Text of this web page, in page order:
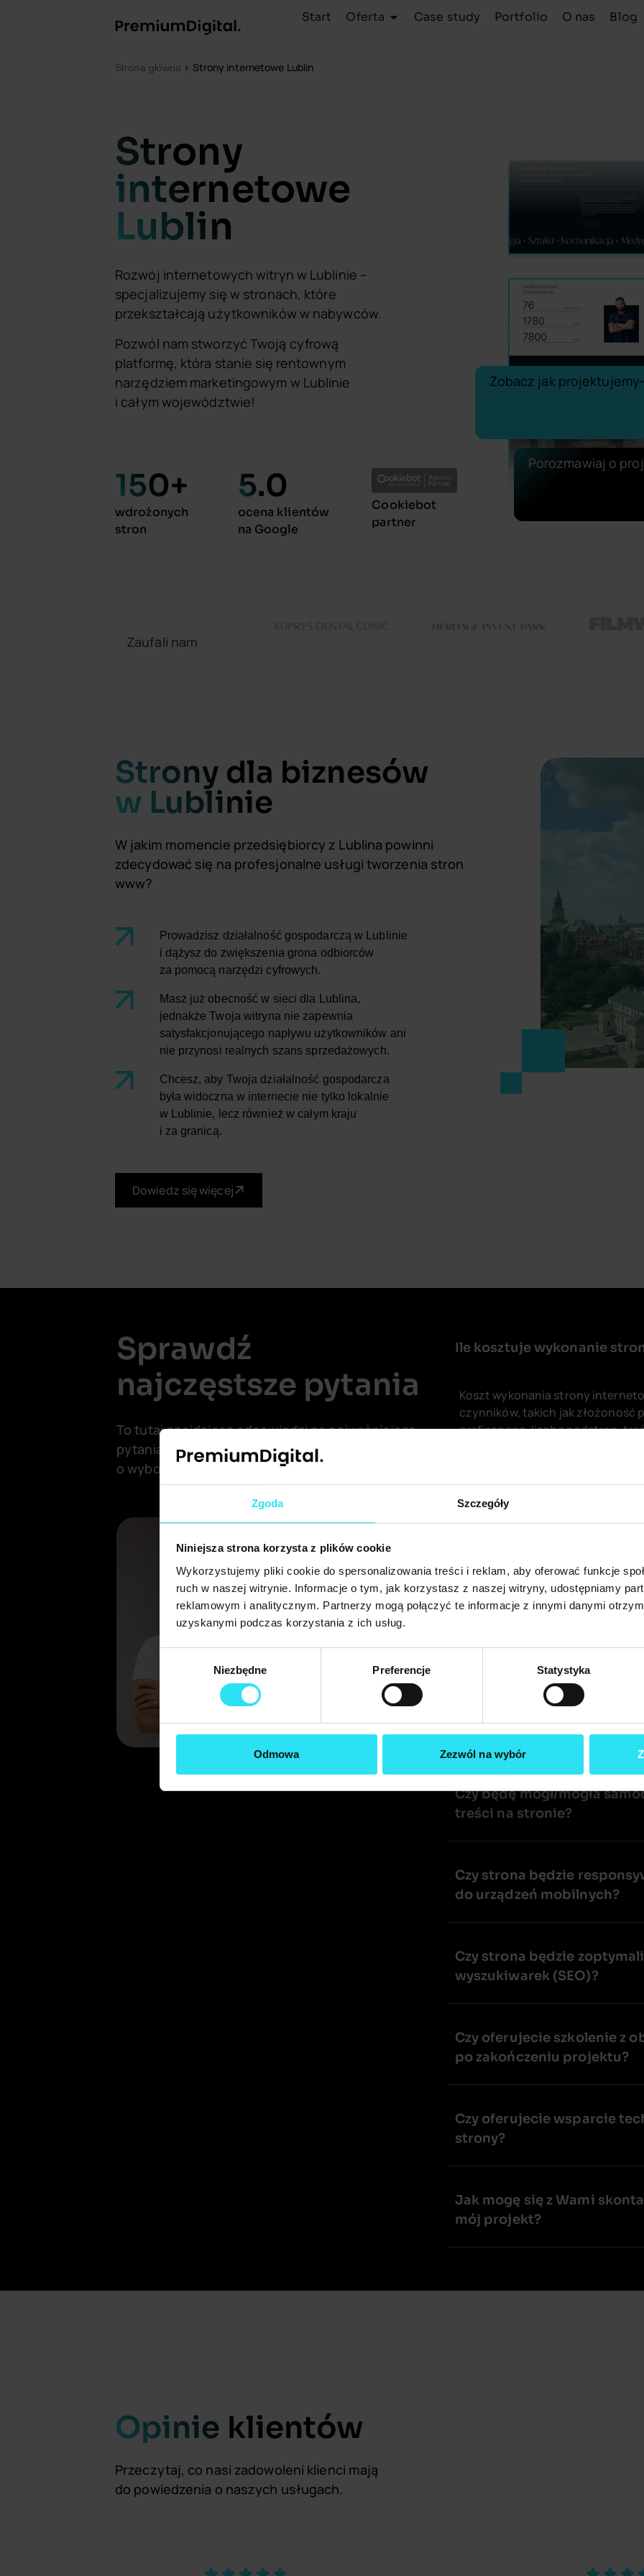
Zgoda Szczegóły
Niniejsza strona korzysta z plików cookie
Wykorzystujemy pliki cookie do spersonalizowania treści i reklam, aby oferować funkcje
ruch w naszej witrynie. Informacje o tym, jak korzystasz z naszej witryny, udostępniamy
reklamowym i analitycznym. Partnerzy mogą połączyć te informacje z innymi danymi
uzyskanymi podczas korzystania z ich usług.
Niezbędne Preferencje Statystyka
Odmowa Zezwól na wybór
Start Oferta Case study Portfolio O nas Blog
Strona główna > Strony internetowe Lublin
Strony
internetowe
Lublin
Rozwój internetowych witryn w Lublinie –
specjalizujemy się w stronach, które
przekształcają użytkowników w nabywców.
Pozwól nam stworzyć Twoją cyfrową
platformę, która stanie się rentownym
narzędziem marketingowym w Lublinie
i całym województwie!
wdrożonych
stron
150+
ocena klientów
na Google
5.0
Cookiebot
partner
Zaufali nam
Zobacz jak projektujemy
Porozmawiaj o
Strony dla biznesów
w Lublinie
W jakim momencie przedsiębiorcy z Lublina powinni
zdecydować się na profesjonalne usługi tworzenia stron
www?
Prowadzisz działalność gospodarczą w Lublinie
i dążysz do zwiększenia grona odbiorców
za pomocą narzędzi cyfrowych.
Masz już obecność w sieci dla Lublina,
jednakże Twoja witryna nie zapewnia
satysfakcjonującego napływu użytkowników ani
nie przynosi realnych szans sprzedażowych.
Chcesz, aby Twoja działalność gospodarcza
była widoczna w internecie nie tylko lokalnie
w Lublinie, lecz również w całym kraju
i za granicą.
Dowiedz się więcej
Sprawdź
najczęstsze pytania
To tutaj znajdziesz odpowiedzi na najważniejsze
pytania, które pomogą podjąć Ci dalsze decyzje
o wyborze partnera do współpracy
​Ile kosztuje wykonanie
Koszt wykonania strony
czynników, takich jak złożoność
graficznego, liczba podstron,
funkcjonalności. Każdy projekt
Skontaktuj sie z nami na
​Jak długo trwa stworzenie
​Jak wygląda proces
strony?​
​Czy będę mógł/mogła
treści na stronie?​
​Czy strona będzie
do urządzeń mobilnych?​
​Czy strona będzie
wyszukiwarek (SEO)?​
​Czy oferujecie szkolenie z
po zakończeniu projektu?​
​Czy oferujecie wsparcie
strony?​
​Jak mogę się z Wami
mój projekt?​
Opinie klientów
Przeczytaj, co nasi zadowoleni klienci mają
do powiedzenia o naszych usługach.